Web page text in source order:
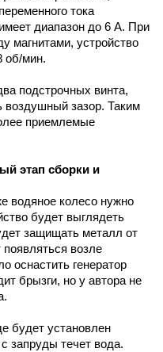
тока
диапазон до 6 А. При
магнитами, устройство
об/мин.
подстрочных винта,
воздушный зазор. Таким
приемлемые
этап сборки и
водяное колесо нужно
будет выглядеть
защищать металл от
возле
оснастить генератор
брызги, но у автора не
будет установлен
запруды течет вода.